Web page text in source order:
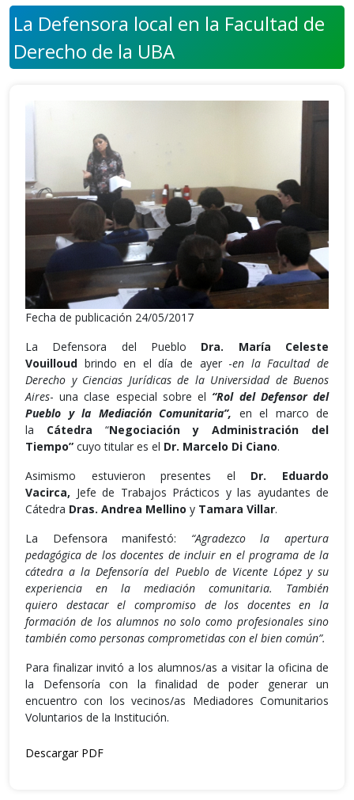
La Defensora local en la Facultad de
Derecho de la UBA
Fecha de publicación 24/05/2017
La Defensora del Pueblo Dra. María Celeste
Vouilloud brindo en el día de ayer -en la Facultad de
Derecho y Ciencias Jurídicas de la Universidad de Buenos
Aires- una clase especial sobre el “Rol del Defensor del
Pueblo y la Mediación Comunitaria”, en el marco de
la Cátedra “Negociación y Administración del
Tiempo” cuyo titular es el Dr. Marcelo Di Ciano.
Asimismo estuvieron presentes el Dr. Eduardo
Vacirca, Jefe de Trabajos Prácticos y las ayudantes de
Cátedra Dras. Andrea Mellino y Tamara Villar.
La Defensora manifestó: “Agradezco la apertura
pedagógica de los docentes de incluir en el programa de la
cátedra a la Defensoría del Pueblo de Vicente López y su
experiencia en la mediación comunitaria. También
quiero destacar el compromiso de los docentes en la
formación de los alumnos no solo como profesionales sino
también como personas comprometidas con el bien común”.
Para finalizar invitó a los alumnos/as a visitar la oficina de
la Defensoría con la finalidad de poder generar un
encuentro con los vecinos/as Mediadores Comunitarios
Voluntarios de la Institución.
Descargar PDF